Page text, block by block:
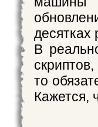
десятках
В
то
Кажется,